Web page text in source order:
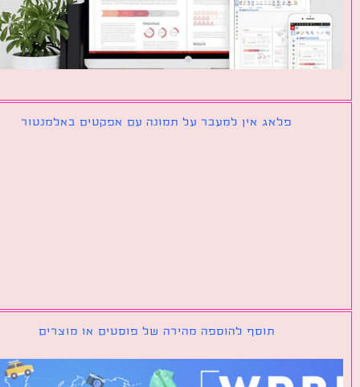
פלאג אין למעבר על תמונה עם אפקטים באלמנטור
תוסף להוספה מהירה של פוסטים או מוצרים